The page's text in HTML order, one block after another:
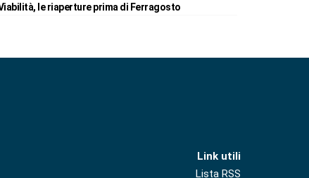
le riaperture prima di Ferragosto
Link utili
Lista RSS